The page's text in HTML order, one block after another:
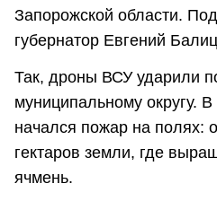
Запорожской области.
губернатор Евгений
Так, дроны ВСУ ударили
муниципальному округу. В
начался пожар на полях:
гектаров земли, где
ячмень.